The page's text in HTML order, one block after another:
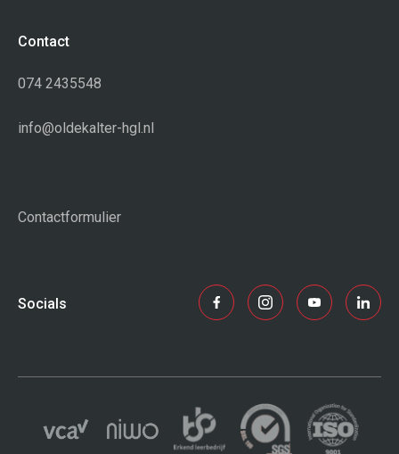
Contact
074 2435548
info@oldekalter-hgl.nl
Contactformulier
Socials